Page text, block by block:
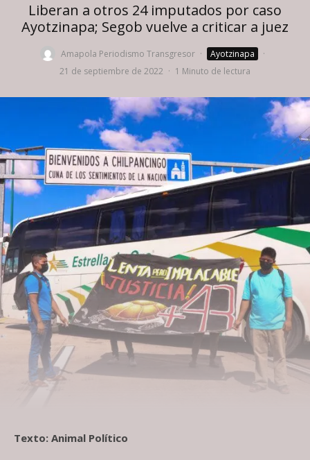
Liberan a otros 24 imputados por caso
Ayotzinapa; Segob vuelve a criticar a juez
Amapola Periodismo Transgresor · Ayotzinapa
·
21 de septiembre de 2022 · 1 Minuto de lectura
Texto: Animal Político